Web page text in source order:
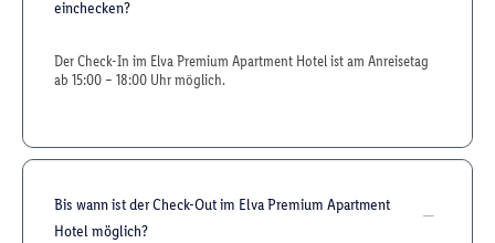
einchecken?
Der Check-In im Elva Premium Apartment Hotel ist am Anreisetag
ab 15:00 – 18:00 Uhr möglich.
Bis wann ist der Check-Out im Elva Premium Apartment
Hotel möglich?